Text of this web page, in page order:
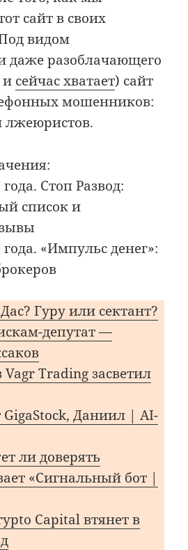
сайт в своих
видом
даже разоблачающего
и сейчас хватает) сайт
мошенников:
лжеюристов.
Стоп Развод:
список и
«Импульс денег»:
Гуру или сектант?
депутат —
Vagr Trading засветил
GigaStock, Даниил | AI-
ли доверять
«Сигнальный бот |
Capital втянет в